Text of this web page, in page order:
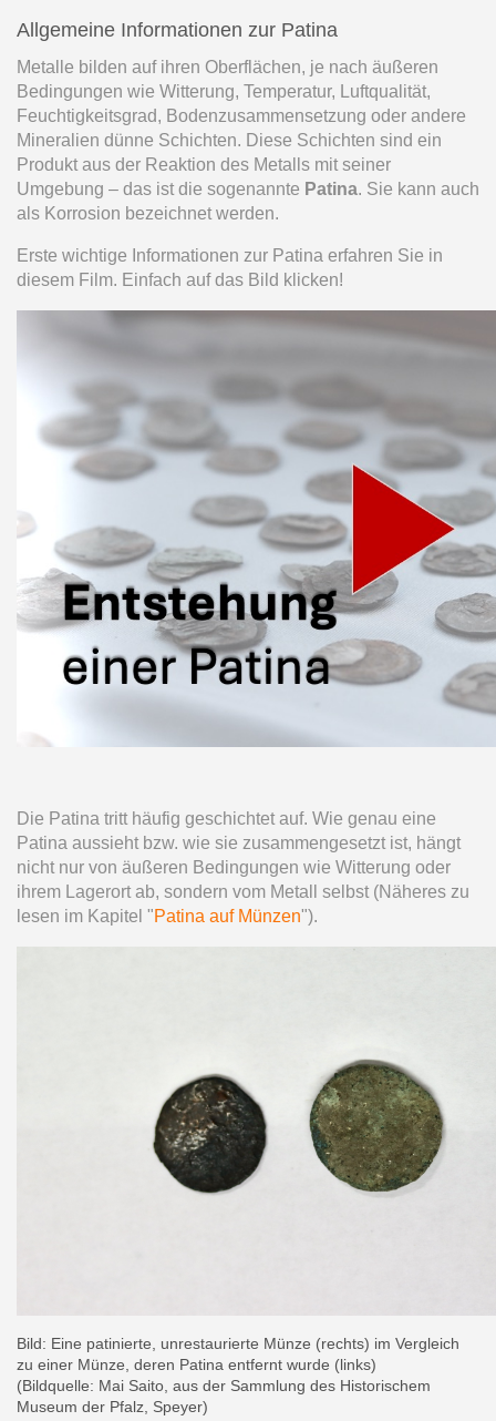
Allgemeine Informationen zur Patina
Metalle bilden auf ihren Oberflächen, je nach äußeren
Bedingungen wie Witterung, Temperatur, Luftqualität,
Feuchtigkeitsgrad, Bodenzusammensetzung oder andere
Mineralien dünne Schichten. Diese Schichten sind ein
Produkt aus der Reaktion des Metalls mit seiner
Umgebung – das ist die sogenannte Patina. Sie kann auch
als Korrosion bezeichnet werden.
Erste wichtige Informationen zur Patina erfahren Sie in
diesem Film. Einfach auf das Bild klicken!
Die Patina tritt häufig geschichtet auf. Wie genau eine
Patina aussieht bzw. wie sie zusammengesetzt ist, hängt
nicht nur von äußeren Bedingungen wie Witterung oder
ihrem Lagerort ab, sondern vom Metall selbst (Näheres zu
lesen im Kapitel "Patina auf Münzen").
Bild: Eine patinierte, unrestaurierte Münze (rechts) im Vergleich
zu einer Münze, deren Patina entfernt wurde (links)
(Bildquelle: Mai Saito, aus der Sammlung des Historischem
Museum der Pfalz, Speyer)